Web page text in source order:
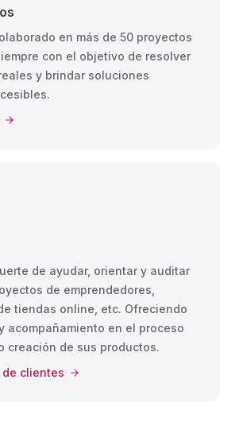
en más de 50 proyectos
con el objetivo de resolver
y brindar soluciones
de ayudar, orientar y auditar
de emprendedores,
tiendas online, etc. Ofreciendo
acompañamiento en el proceso
creación de sus productos.
clientes